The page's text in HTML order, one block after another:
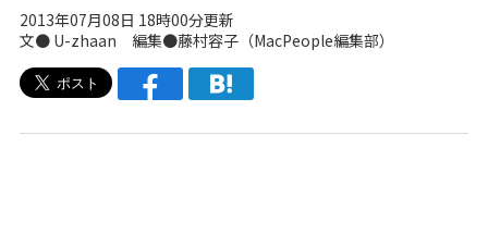
2013年07月08日 18時00分更新
文● U-zhaan 編集●藤村容子（MacPeople編集部）